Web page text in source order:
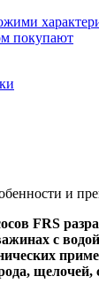
покупают
и
FRS
с
щелочей,